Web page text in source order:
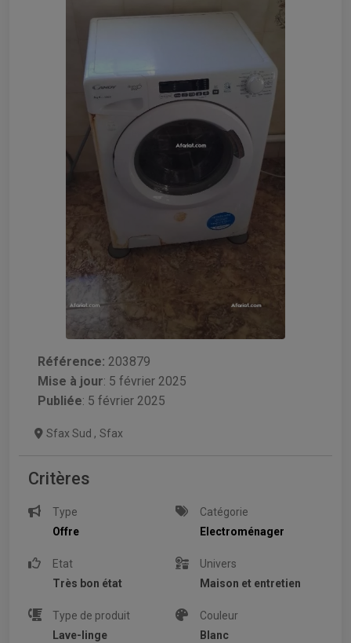
Référence: 203879
Mise à jour: 5 février 2025
Publiée: 5 février 2025
Sfax Sud , Sfax
Critères
Type
Offre
Catégorie
Electroménager
Etat
Très bon état
Univers
Maison et entretien
Type de produit
Lave-linge
Couleur
Blanc